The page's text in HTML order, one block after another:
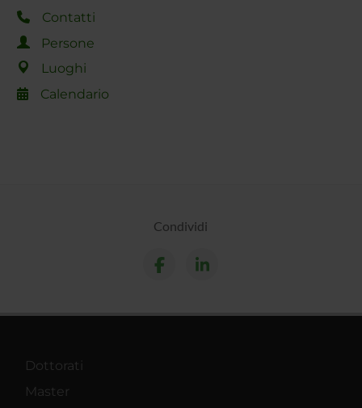
Contatti
Persone
Luoghi
Calendario
Condividi
Dottorati
Master